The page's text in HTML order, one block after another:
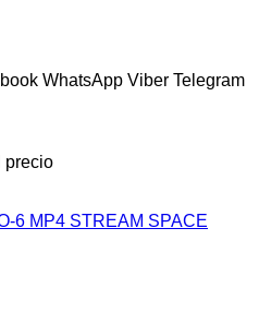
WhatsApp Viber Telegram
precio
6 MP4 STREAM SPACE